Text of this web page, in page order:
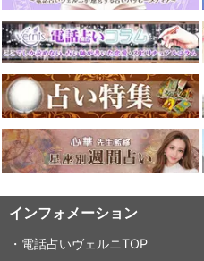
インフォメーション
・電話占いヴェルニTOP